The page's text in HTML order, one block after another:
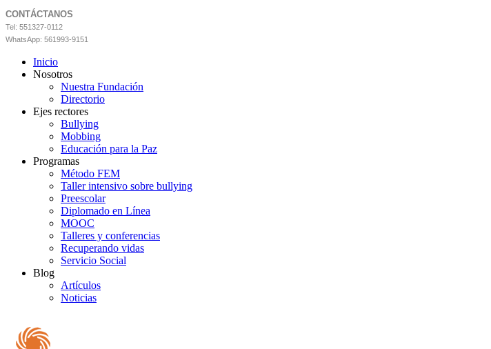
CONTÁCTANOS
Tel: 551327-0112
WhatsApp: 561993-9151
Inicio
Nosotros
Nuestra Fundación
Directorio
Ejes rectores
Bullying
Mobbing
Educación para la Paz
Programas
Método FEM
Taller intensivo sobre bullying
Preescolar
Diplomado en Línea
MOOC
Talleres y conferencias
Recuperando vidas
Servicio Social
Blog
Artículos
Noticias